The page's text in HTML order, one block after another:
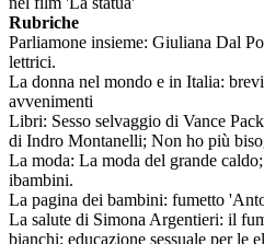
Rubriche
Parliamone insieme: Giuliana Dal
lettrici.
La donna nel mondo e in Italia:
avvenimenti
Libri: Sesso selvaggio di Vance
di Indro Montanelli; Non ho più
La moda: La moda del grande
ibambini.
La pagina dei bambini: fumetto
La salute di Simona Argentieri: il
bianchi; educazione sessuale per le